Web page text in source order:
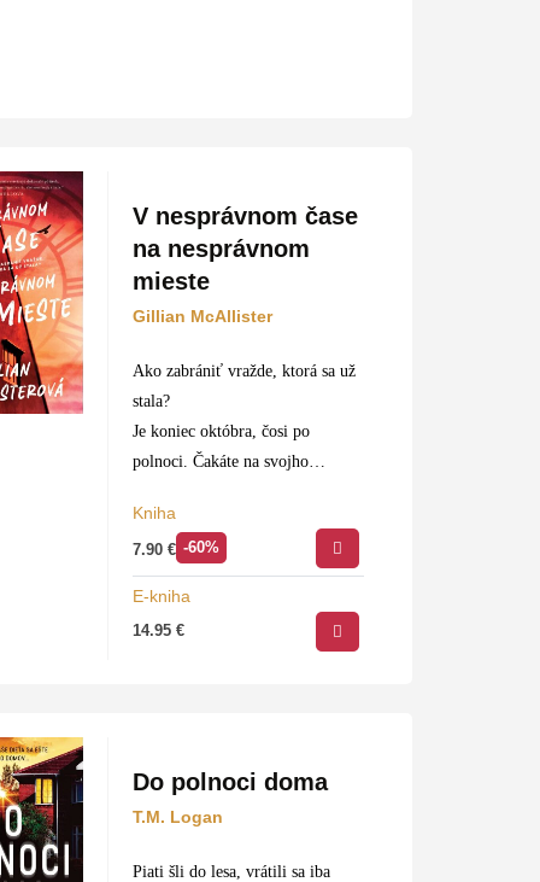
V nesprávnom čase
na nesprávnom
mieste
Gillian McAllister
Ako zabrániť vražde, ktorá sa už
stala?
Je koniec októbra, čosi po
polnoci. Čakáte na svojho
byť už dávno doma. Nakoniec ho
zbadáte – no nie je…
Kniha
7.90€ -60%
E-kniha
14.95€
Do polnoci doma
T.M. Logan
Piati šli do lesa, vrátili sa iba